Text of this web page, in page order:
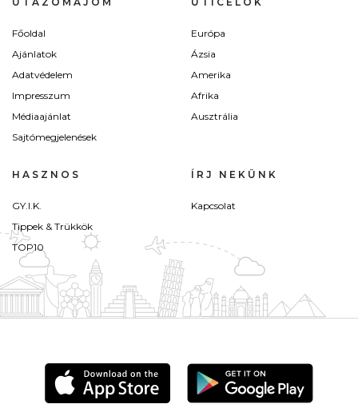
Főoldal
Ajánlatok
Adatvédelem
Impresszum
Médiaajánlat
Sajtómegjelenések
Európa
Ázsia
Amerika
Afrika
Ausztrália
HASZNOS
GY.I.K.
Tippek & Trükkök
TOP10
ÍRJ NEKÜNK
Kapcsolat